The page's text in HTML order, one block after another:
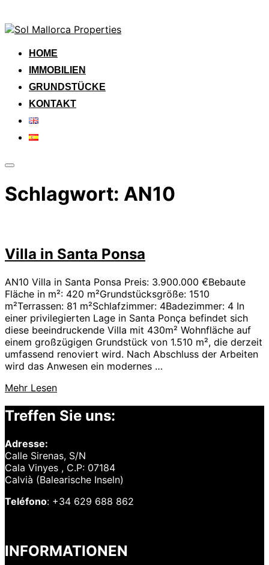
Zum
springenHOME
IMMOBILIEN
GRUNDSTÜCKE
KONTAKT
Seitenleiste
Navigation
umschalten
Schlagwort: AN10
Villa in Santa Ponsa
AN10 Villa in Santa Ponsa Preis: 3.900.000 €Bebaute
Fläche in m²: 420 m²Grundstücksgröße: 1510
m²Terrassen: 81 m²Schlafzimmer: 4Badezimmer: 4 In
einer privilegierten Lage in Santa Ponça befindet sich
diese beeindruckende Villa mit 430m² Wohnfläche auf
einem großzügigen Grundstück von 1.510 m², die derzeit
umfassend renoviert wird. Nach Abschluss der Arbeiten
wird das Anwesen ein modernes …
Mehr über
in
Santa
Lesen
Treffen Sie uns:
Adresse:
Calle Sirenas, S/N
Cala Vinyes , C.P: 07184
Calvià (Balearische Inseln)
Teléfono: +34 629 688 862
INFORMATIONEN